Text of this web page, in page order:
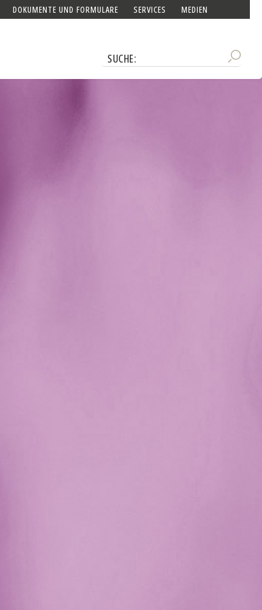
DOKUMENTE UND FORMULARE SERVICES MEDIEN